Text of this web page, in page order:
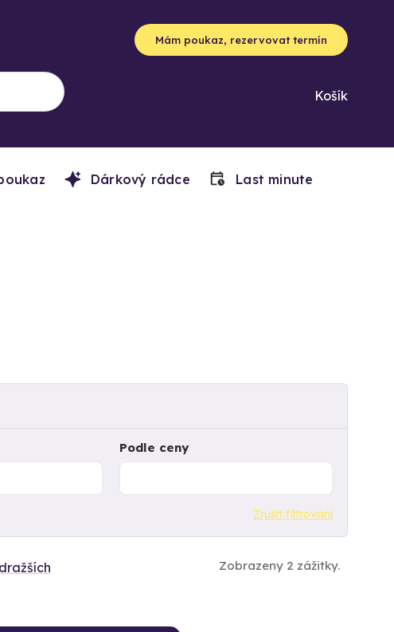
Mám poukaz, rezervovat termín
Košík
Dárkový rádce Last minute
Podle ceny
Zrušit filtrování
Zobrazeny 2 zážitky.